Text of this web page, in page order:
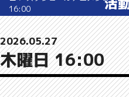
16:00
2026.05.27
木曜日 16:00